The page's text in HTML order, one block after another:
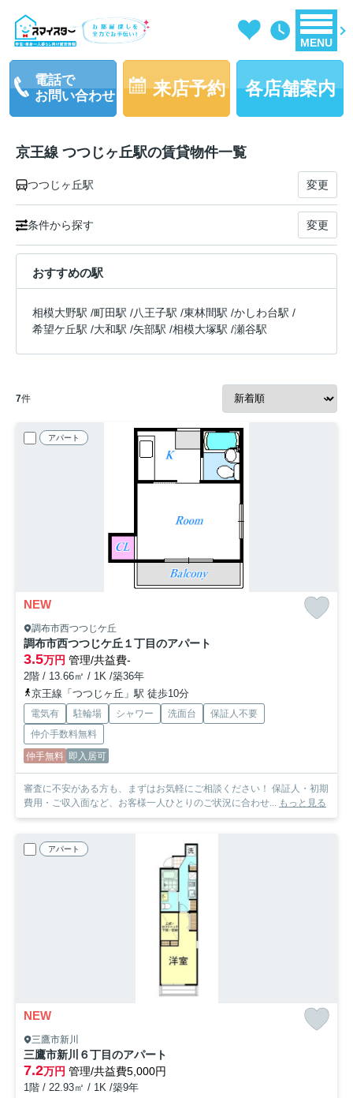
MENU
電話で
お問い合わせ
来店予約 各店舗案内
京王線 つつじヶ丘駅の賃貸物件一覧
つつじヶ丘駅 変更
条件から探す 変更
おすすめの駅
相模大野駅 /町田駅 /八王子駅 /東林間駅 /かしわ台駅 /
希望ケ丘駅 /大和駅 /矢部駅 /相模大塚駅 /瀬谷駅
7件
アパート
NEW
調布市西つつじケ丘
調布市西つつじケ丘１丁目のアパート
3.5万円 管理/共益費-
2階 / 13.66㎡ / 1K /築36年
京王線「つつじヶ丘」駅 徒歩10分
電気有 駐輪場 シャワー 洗面台
保証人不要
仲介手数料無料
仲手無料 即入居可
審査に不安がある方も、まずはお気軽にご相談ください！ 保証人・初期
費用・ご収入面など、お客様一人ひとりのご状況に合わせ... もっと見る
アパート
NEW
三鷹市新川
三鷹市新川６丁目のアパート
7.2万円 管理/共益費5,000円
1階 / 22.93㎡ / 1K /築9年